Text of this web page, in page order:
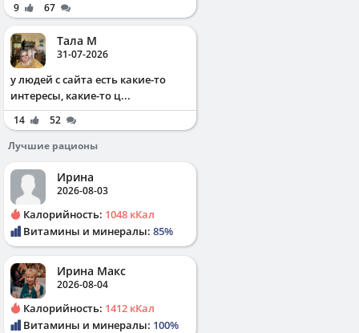
9 67
Тала М
31-07-2026
у людей с сайта есть какие-то
интересы, какие-то ц...
14
52
Лучшие рационы
Ирина
2026-08-03
Калорийность: 1048 кКал
Витамины и минералы: 85%
Ирина Макс
2026-08-04
Калорийность: 1412 кКал
Витамины и минералы: 100%